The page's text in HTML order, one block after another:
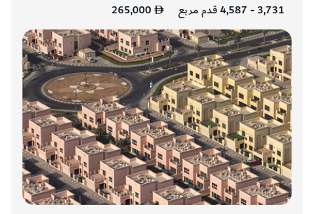
3,731 - 4,587 قدم مربع